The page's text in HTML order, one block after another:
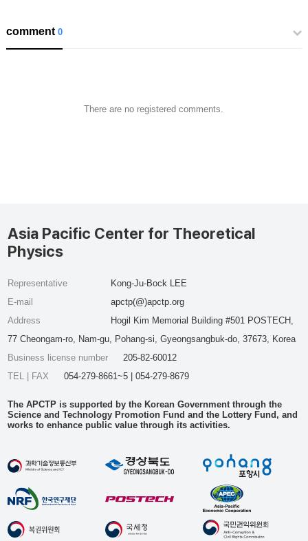
comment0
There are no registered comments.
Asia Pacific Center for Theoretical
Physics
Representative
Kong-Ju-Bock LEE
E-mail
apctp(@)apctp.org
Address
Hogil Kim Memorial Building #501 POSTECH,
77 Cheongam-ro, Nam-gu, Pohang-si, Gyeongsangbuk-do, 37673, Korea
Business license number
205-82-60012
TEL | FAX
054-279-8661~5 | 054-279-8679
The APCTP is supported by the Korean Government through the
Science and Technology Promotion Fund and the Lottery Fund, and
works to enhance public value through its activities.